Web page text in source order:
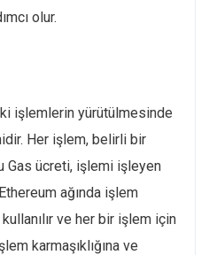
olur.
işlemlerin yürütülmesinde
Her işlem, belirli bir
Gas ücreti, işlemi işleyen
ağında işlem
ve her bir işlem için
karmaşıklığına ve